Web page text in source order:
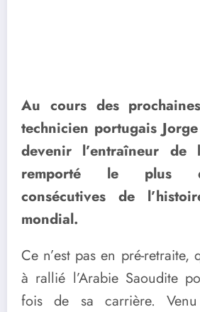
Au cours des
technicien portugais
devenir l’entraîneur de
remporté le plus
consécutives de
mondial.
Ce n’est pas en pré-retraite,
à rallié l’Arabie Saoudite
fois de sa carrière.